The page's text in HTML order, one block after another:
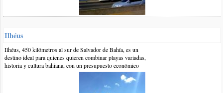
Hola! me gustaría saber cuanto saldría un pasaje en bus, desde
rio de janeiro ,hasta retiro . En febrero o marzo. Gracias !
0 24-nov-2016::por:carlos
hola quisiera saber de los servicios para viajar a buzio para 6
personas solamente pasajes ida y vuelta en Enero desde ya muy
agradecido por su respuesta.
Ilhéus
Ilhéus, 450 kilómetros al sur de Salvador de Bahía, es un
destino ideal para quienes quieren combinar playas variadas,
historia y cultura bahiana, con un presupuesto económico